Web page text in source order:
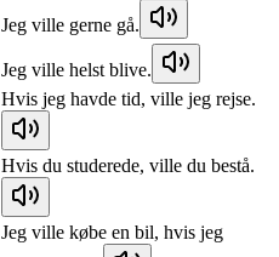
Jeg ville gerne gå.
Jeg ville helst blive.
Hvis jeg havde tid, ville jeg rejse.
Hvis du studerede, ville du bestå.
Jeg ville købe en bil, hvis jeg